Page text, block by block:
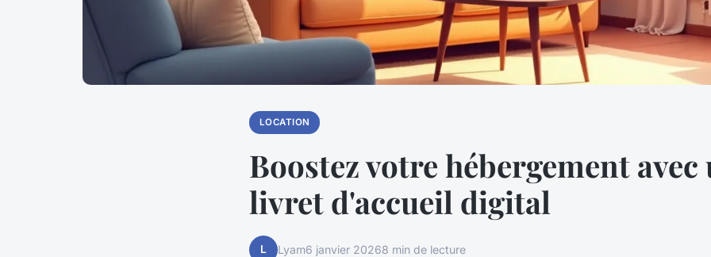
LOCATION
Boostez votre hébergement avec
livret d'accueil digital
L Lyam6 janvier 20268 min de lecture